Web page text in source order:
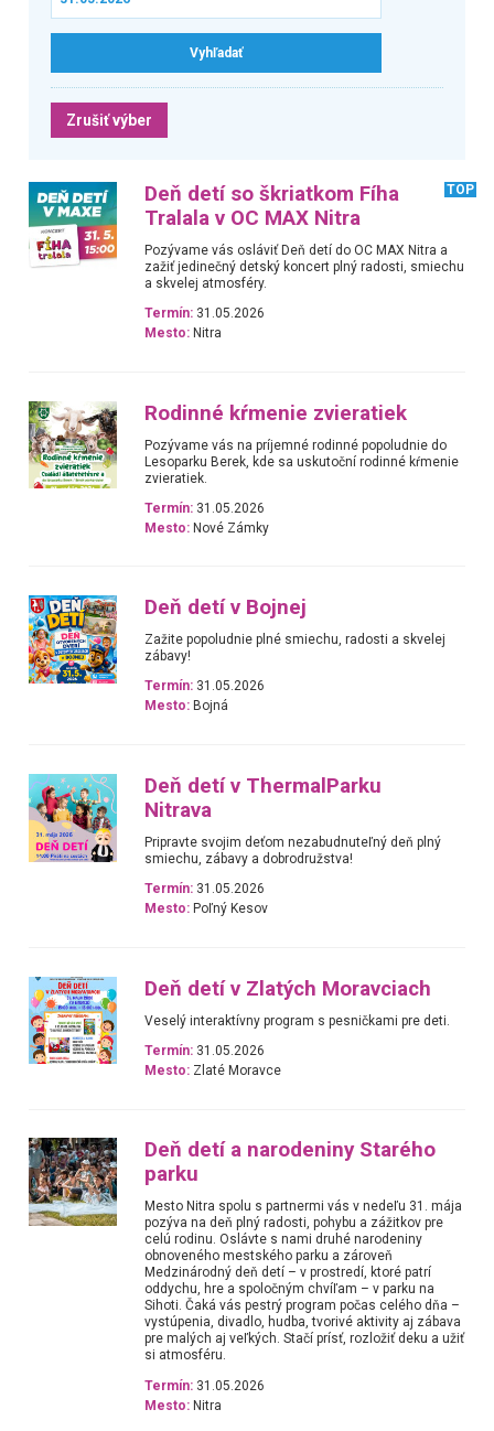
Zrušiť výber
Deň detí so škriatkom Fíha
Tralala v OC MAX Nitra
TOP
Pozývame vás osláviť Deň detí do OC MAX Nitra a
zažiť jedinečný detský koncert plný radosti, smiechu
a skvelej atmosféry.
Termín: 31.05.2026
Mesto: Nitra
Rodinné kŕmenie zvieratiek
Pozývame vás na príjemné rodinné popoludnie do
Lesoparku Berek, kde sa uskutoční rodinné kŕmenie
zvieratiek.
Termín: 31.05.2026
Mesto: Nové Zámky
Deň detí v Bojnej
Zažite popoludnie plné smiechu, radosti a skvelej
zábavy!
Termín: 31.05.2026
Mesto: Bojná
Deň detí v ThermalParku
Nitrava
Pripravte svojim deťom nezabudnuteľný deň plný
smiechu, zábavy a dobrodružstva!
Termín: 31.05.2026
Mesto: Poľný Kesov
Deň detí v Zlatých Moravciach
Veselý interaktívny program s pesničkami pre deti.
Termín: 31.05.2026
Mesto: Zlaté Moravce
Deň detí a narodeniny Starého
parku
Mesto Nitra spolu s partnermi vás v nedeľu 31. mája
pozýva na deň plný radosti, pohybu a zážitkov pre
celú rodinu. Oslávte s nami druhé narodeniny
obnoveného mestského parku a zároveň
Medzinárodný deň detí – v prostredí, ktoré patrí
oddychu, hre a spoločným chvíľam – v parku na
Sihoti. Čaká vás pestrý program počas celého dňa –
vystúpenia, divadlo, hudba, tvorivé aktivity aj zábava
pre malých aj veľkých. Stačí prísť, rozložiť deku a užiť
si atmosféru.
Termín: 31.05.2026
Mesto: Nitra